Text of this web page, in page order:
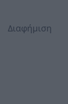
Διαφήμιση